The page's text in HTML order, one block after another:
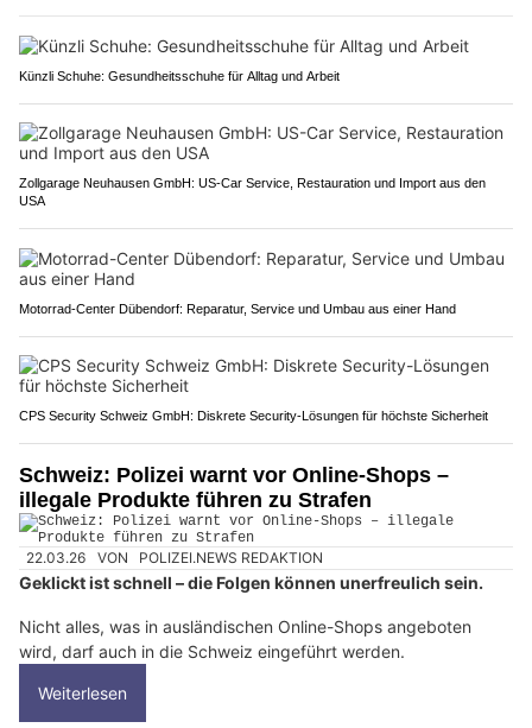
Künzli Schuhe: Gesundheitsschuhe für Alltag und Arbeit
Zollgarage Neuhausen GmbH: US-Car Service, Restauration und Import aus den
USA
Motorrad-Center Dübendorf: Reparatur, Service und Umbau aus einer Hand
CPS Security Schweiz GmbH: Diskrete Security-Lösungen für höchste Sicherheit
Schweiz: Polizei warnt vor Online-Shops –
illegale Produkte führen zu Strafen
22.03.26 VON POLIZEI.NEWS REDAKTION
Geklickt ist schnell – die Folgen können unerfreulich sein.
Nicht alles, was in ausländischen Online-Shops angeboten
wird, darf auch in die Schweiz eingeführt werden.
Weiterlesen